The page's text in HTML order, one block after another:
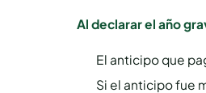
Al declarar el año
El anticipo que
Si el anticipo fue